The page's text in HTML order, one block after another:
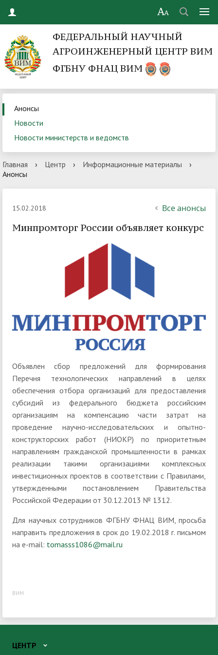
ФЕДЕРАЛЬНЫЙ НАУЧНЫЙ
АГРОИНЖЕНЕРНЫЙ ЦЕНТР ВИМ
ФГБНУ ФНАЦ ВИМ
Анонсы
Новости
Новости министерств и ведомств
Главная › Центр › Информационные материалы
›
Анонсы
15.02.2018 Все анонсы
Минпромторг России объявляет конкурс
Объявлен сбор предложений для формирования
Перечня технологических направлений в целях
обеспечения отбора организаций для предоставления
субсидий из федерального бюджета российским
организациям на компенсацию части затрат на
проведение научно-исследовательских и опытно-
конструкторских работ (НИОКР) по приоритетным
направлениям гражданской промышленности в рамках
реализации такими организациями комплексных
инвестиционных проектов в соответствии с Правилами,
утвержденными постановлением Правительства
Российской Федерации от 30.12.2013 № 1312.
Для научных сотрудников ФГБНУ ФНАЦ ВИМ, просьба
направить предложения в срок до 19.02.2018 г. письмом
на e-mail: tomasss1086@mail.ru
ВИМ
ЦЕНТР